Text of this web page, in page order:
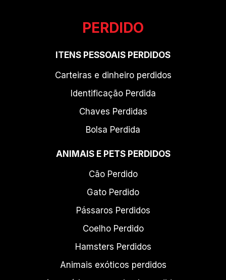
PERDIDO
ITENS PESSOAIS PERDIDOS
Carteiras e dinheiro perdidos
Identificação Perdida
Chaves Perdidas
Bolsa Perdida
ANIMAIS E PETS PERDIDOS
Cão Perdido
Gato Perdido
Pássaros Perdidos
Coelho Perdido
Hamsters Perdidos
Animais exóticos perdidos